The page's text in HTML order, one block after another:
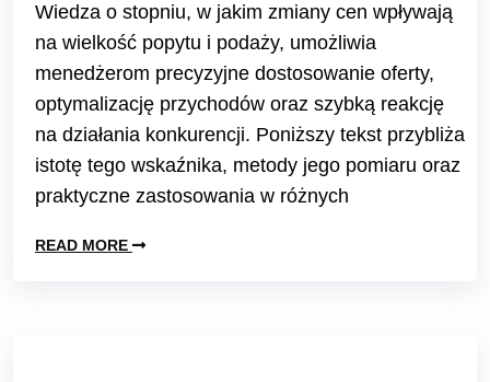
Wiedza o stopniu, w jakim zmiany cen wpływają
na wielkość popytu i podaży, umożliwia
menedżerom precyzyjne dostosowanie oferty,
optymalizację przychodów oraz szybką reakcję
na działania konkurencji. Poniższy tekst przybliża
istotę tego wskaźnika, metody jego pomiaru oraz
praktyczne zastosowania w różnych
READ MORE